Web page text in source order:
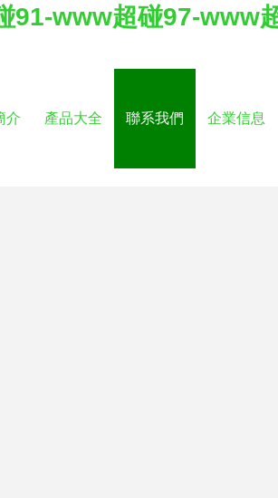
91-www超碰97-www
介 產品大全 聯系我們 企業信息